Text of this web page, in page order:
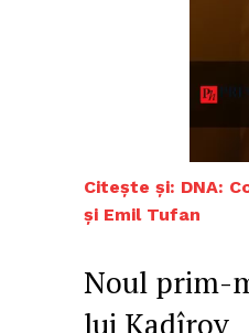
Citește și: DNA:
și Emil Tufan
Noul prim-
lui Kadîrov